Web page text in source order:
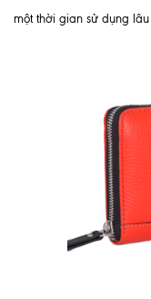
một thời gian sử dụng